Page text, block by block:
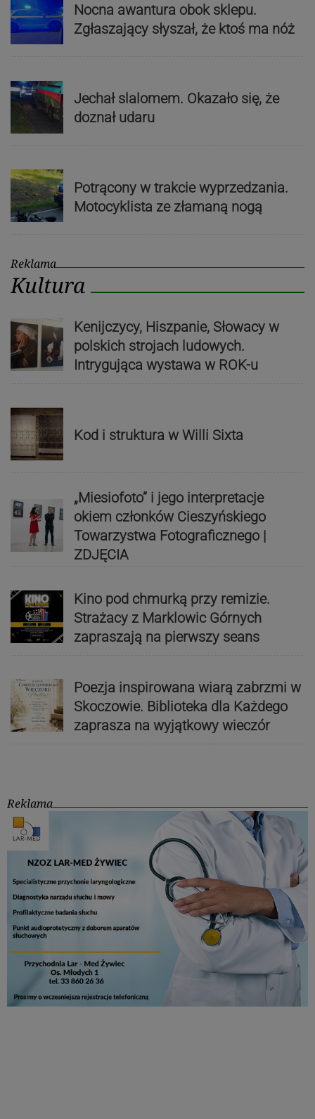
Nocna awantura obok sklepu.
Zgłaszający słyszał, że ktoś ma nóż
Jechał slalomem. Okazało się, że
doznał udaru
Potrącony w trakcie wyprzedzania.
Motocyklista ze złamaną nogą
Reklama
Kultura
Kenijczycy, Hiszpanie, Słowacy w
polskich strojach ludowych.
Intrygująca wystawa w ROK-u
Kod i struktura w Willi Sixta
„Miesiofoto” i jego interpretacje
okiem członków Cieszyńskiego
Towarzystwa Fotograficznego |
ZDJĘCIA
Kino pod chmurką przy remizie.
Strażacy z Marklowic Górnych
zapraszają na pierwszy seans
Poezja inspirowana wiarą zabrzmi w
Skoczowie. Biblioteka dla Każdego
zaprasza na wyjątkowy wieczór
Reklama